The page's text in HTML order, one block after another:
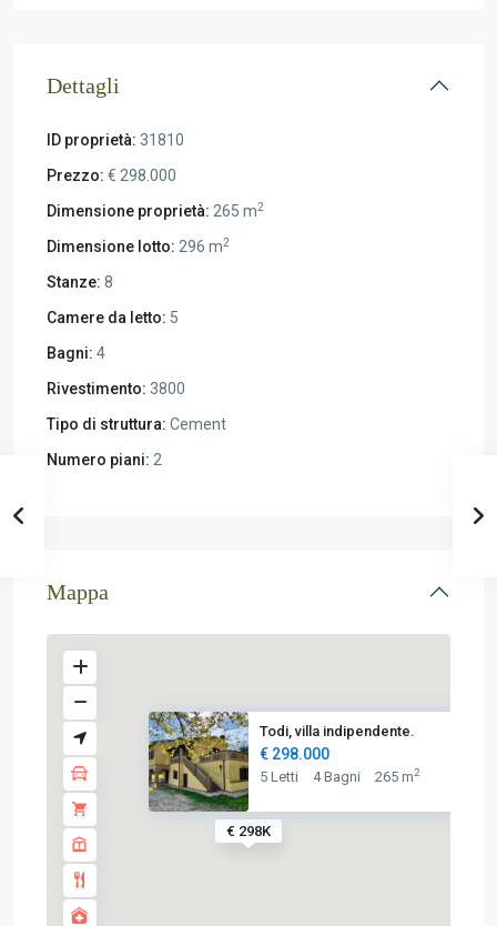
Dettagli
ID proprietà: 31810
Prezzo: € 298.000
Dimensione proprietà: 265 m2
Dimensione lotto: 296 m2
Stanze: 8
Camere da letto: 5
Bagni: 4
Rivestimento: 3800
Tipo di struttura: Cement
Numero piani: 2
Mappa
€ 298K
Todi, villa indipendente.
€ 298.000
5 Letti 4 Bagni 265 m2